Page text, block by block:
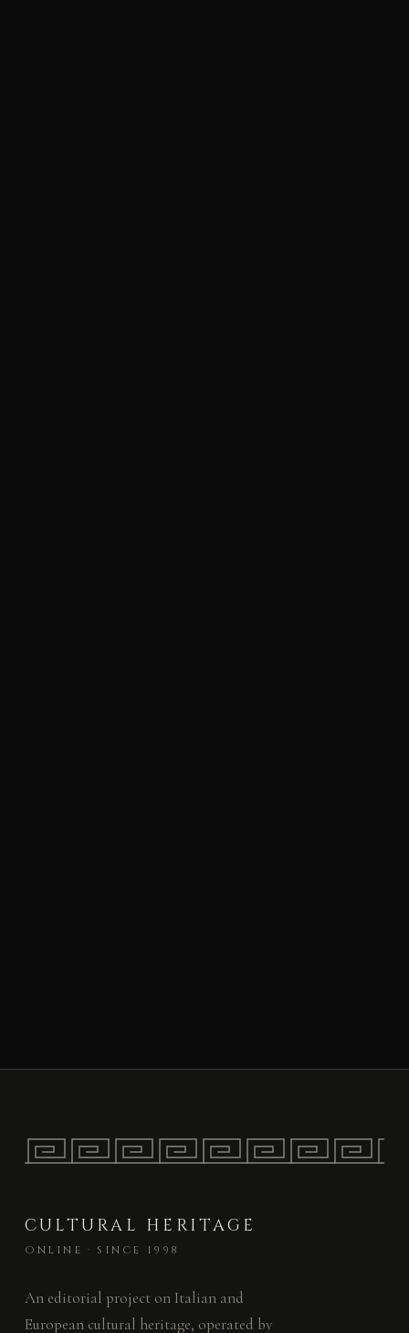
CULTURAL HERITAGE
ONLINE · SINCE 1998
An editorial project on Italian and
European cultural heritage, operated by